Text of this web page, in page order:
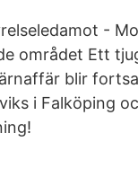
-
området Ett
blir
i Falköping